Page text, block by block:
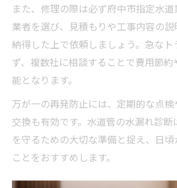
また、修理の際は必ず府中市指定水
業者を選び、見積もりや工事内容の
納得した上で依頼しましょう。急なト
ず、複数社に相談することで費用節
能となります。
万が一の再発防止には、定期的な点
交換も有効です。水道管の水漏れ診断
を守るための大切な準備と捉え、日頃
ことをおすすめします。